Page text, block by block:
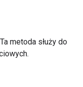
metoda służy do